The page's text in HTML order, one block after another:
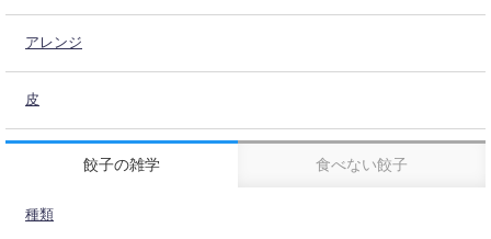
アレンジ
皮
餃子の雑学 食べない餃子
種類